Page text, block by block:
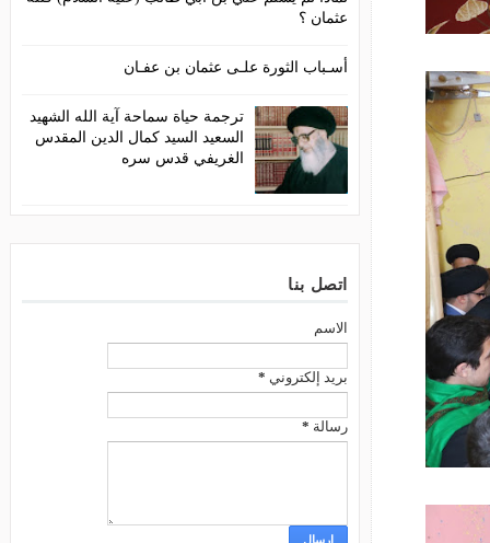
عثمان ؟
أسـباب الثورة علـى عثمان بن عفـان
ترجمة حياة سماحة آية الله الشهيد
السعيد السيد كمال الدين المقدس
الغريفي قدس سره
اتصل بنا
الاسم
بريد إلكتروني
رسالة*